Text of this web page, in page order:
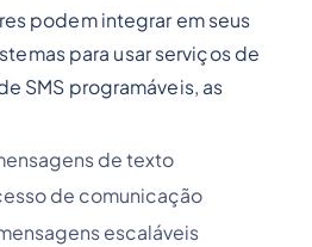
podem integrar em seus
para usar serviços de
SMS programáveis, as
de texto
de comunicação
escaláveis